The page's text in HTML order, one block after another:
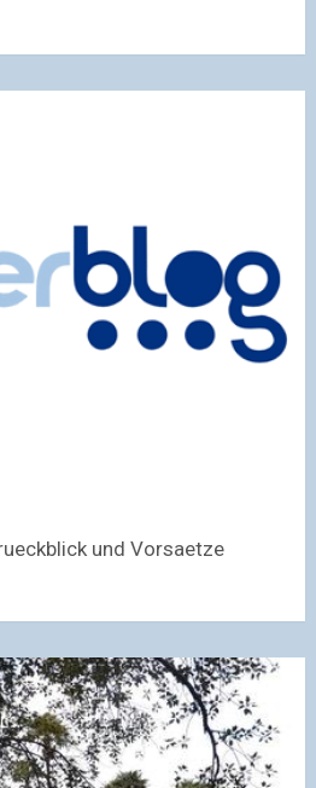
und Vorsaetze